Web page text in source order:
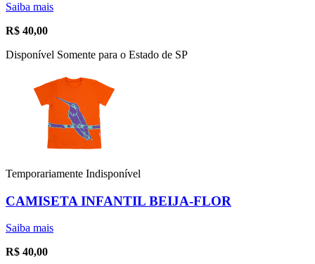
Saiba mais
R$ 40,00
Disponível Somente para o Estado de SP
Temporariamente Indisponível
CAMISETA INFANTIL BEIJA-FLOR
Saiba mais
R$ 40,00